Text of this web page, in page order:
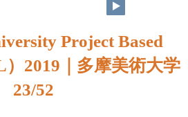
Project Based
2019｜多摩美術大学
23/52